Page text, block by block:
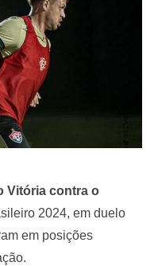
Vitória contra o
2024, em duelo
em posições